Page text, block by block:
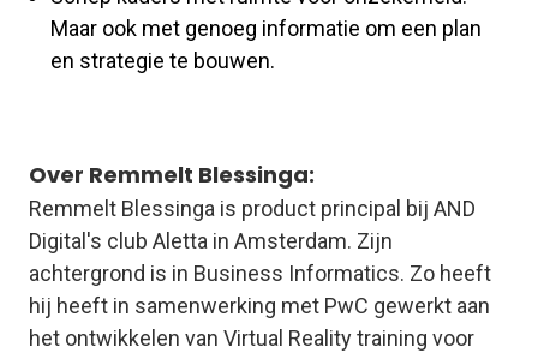
Maar ook met genoeg informatie om een plan
en strategie te bouwen.
Over Remmelt Blessinga:
Remmelt Blessinga is product principal bij AND
Digital's club Aletta in Amsterdam. Zijn
achtergrond is in Business Informatics. Zo heeft
hij heeft in samenwerking met PwC gewerkt aan
het ontwikkelen van Virtual Reality training voor